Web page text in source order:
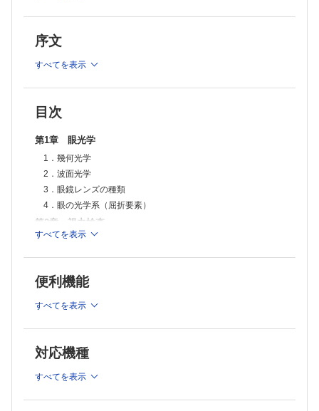
A．遠視
1．遠視の定義
2．遠視の頻度
4．遠視の症状
B．近視
1．近視の定義
2．近視の頻度
3．近視の分類、症状
4．近視の病理
5．近視の発生論
6．実験近視
7．成人での近視の発生、進行
8．その他の近視
1．乱視の定義
D．不同視
1．不同視の定義
2．不同視の頻度
4．不同視の調節
6．不同視の診断
E．無水晶体眼
推奨ブラウザ： Firefox 最新版 / Google Chrome 最新版 / Safari
序文
すべてを表示
目次
第1章 眼光学
1．幾何光学
2．波面光学
3．眼鏡レンズの種類
4．眼の光学系（屈折要素）
第2章 視力検査
1．視力表示法の種類
2．眼の分解能
4．年齢と視力
1．自覚的視力検査
2．他覚的視力検査
第3章 屈折検査
すべてを表示
便利機能
すべてを表示
対応機種
すべてを表示